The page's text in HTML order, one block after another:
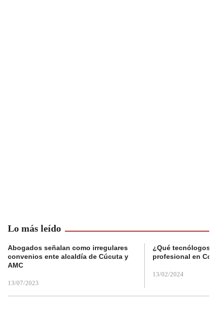
Lo más leído
Abogados señalan como irregulares
convenios ente alcaldía de Cúcuta y
AMC
13/07/2023
¿Qué tecnólogos
profesional en
13/02/2024